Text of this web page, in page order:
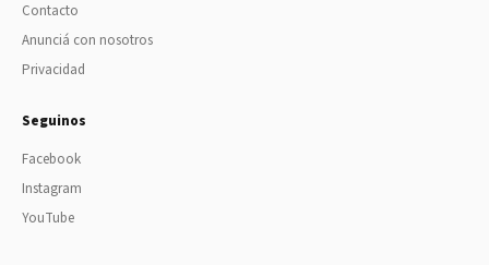
Contacto
Anunciá con nosotros
Privacidad
Seguinos
Facebook
Instagram
YouTube